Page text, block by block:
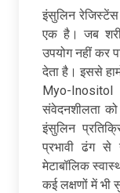
इंसुलिन
एक है। जब
उपयोग नहीं कर
देता है। इससे
Myo-
संवेदनशीलता
इंसुलिन
प्रभावी ढंग
मेटाबॉलिक
कई लक्षणों में भी